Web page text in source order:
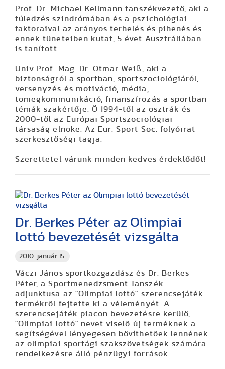
Prof. Dr. Michael Kellmann tanszékvezető, aki a
túledzés szindrómában és a pszichológiai
faktoraival az arányos terhelés és pihenés és
ennek tüneteiben kutat, 5 évet Ausztráliában
is tanított.
Univ.Prof. Mag. Dr. Otmar Weiß, aki a
biztonságról a sportban, sportszociológiáról,
versenyzés és motiváció, média,
tömegkommunikáció, finanszírozás a sportban
témák szakértője. Ő 1994-től az osztrák és
2000-től az Európai Sportszociológiai
társaság elnöke. Az Eur. Sport Soc. folyóirat
szerkesztőségi tagja.
Szerettetel várunk minden kedves érdeklődőt!
2010. január 15.
Dr. Berkes Péter az Olimpiai
lottó bevezetését vizsgálta
Váczi János sportközgazdász és Dr. Berkes
Péter, a Sportmenedzsment Tanszék
adjunktusa az "Olimpiai lottó" szerencsejáték-
termékről fejtette ki a véleményét. A
szerencsejáték piacon bevezetésre kerülő,
"Olimpiai lottó" nevet viselő új terméknek a
segítségével lényegesen bővíthetőek lennének
az olimpiai sportági szakszövetségek számára
rendelkezésre álló pénzügyi források.